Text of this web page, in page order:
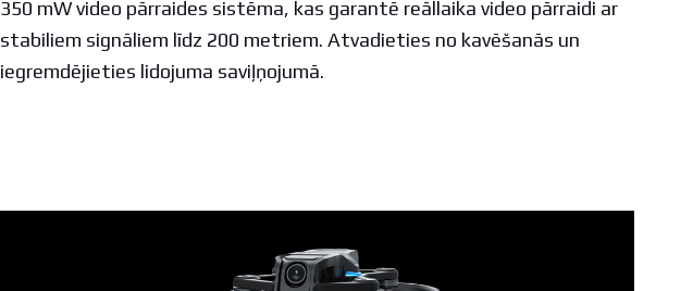
350 mW video pārraides sistēma, kas garantē reāllaika video pārraidi ar
stabiliem signāliem līdz 200 metriem. Atvadieties no kavēšanās un
iegremdējieties lidojuma saviļņojumā.